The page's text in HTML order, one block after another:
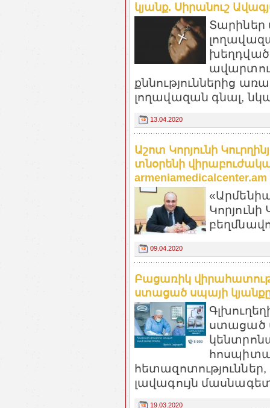
կյանք. Սիրանուշ
քննություններից
լողավազան գնալ,
13.04.2020
Աշոտ Կորյունի
տնօրենի
armeniamedicalcenter.am
09.04.2020
Բացառիկ
ստացած սպայի կյանքը
ստացած
լավագույն
19.03.2020